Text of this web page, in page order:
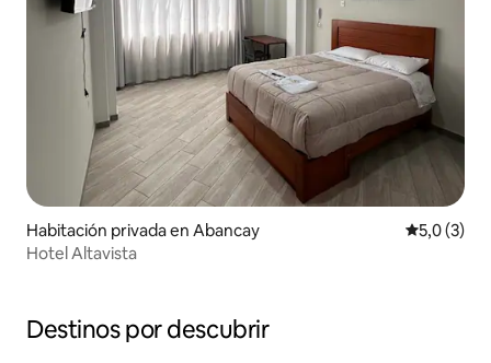
Habitación privada en Abancay
5,0 (3)
Hotel Altavista
Destinos por descubrir